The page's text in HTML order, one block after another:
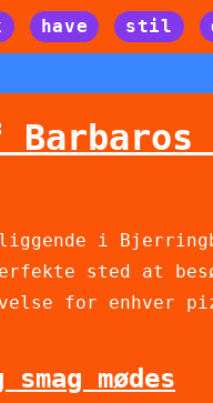
have stil
i
sted at
for enhver
mødes